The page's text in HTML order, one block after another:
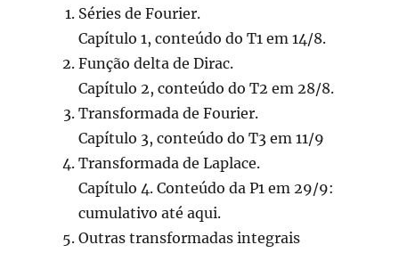
Séries de Fourier.
Capítulo 1, conteúdo do T1 em 14/8.
Função delta de Dirac.
Capítulo 2, conteúdo do T2 em 28/8.
Transformada de Fourier.
Capítulo 3, conteúdo do T3 em 11/9
Transformada de Laplace.
Capítulo 4. Conteúdo da P1 em 29/9:
cumulativo até aqui.
Outras transformadas integrais